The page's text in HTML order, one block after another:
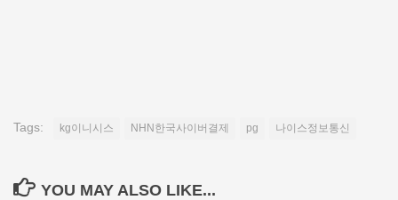
Tags: kg이니시스 NHN한국사이버결제 pg 나이스정보통신
YOU MAY ALSO LIKE...